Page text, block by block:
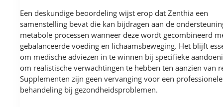
Een deskundige beoordeling wijst erop dat Zenthia een
samenstelling bevat die kan bijdragen aan de
metabole processen wanneer deze wordt gecombineerd
gebalanceerde voeding en lichaamsbeweging. Het blijft
om medische adviezen in te winnen bij specifieke
om realistische verwachtingen te hebben ten aanzien van
Supplementen zijn geen vervanging voor een professionele
behandeling bij gezondheidsproblemen.